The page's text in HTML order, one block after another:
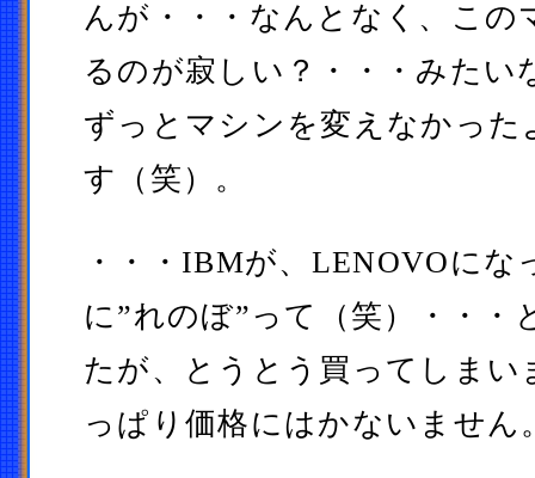
んが・・・なんとなく、この
るのが寂しい？・・・みたい
ずっとマシンを変えなかった
す（笑）。
・・・IBMが、LENOVOにな
に”れのぼ”って（笑）・・・
たが、とうとう買ってしまい
っぱり価格にはかないません